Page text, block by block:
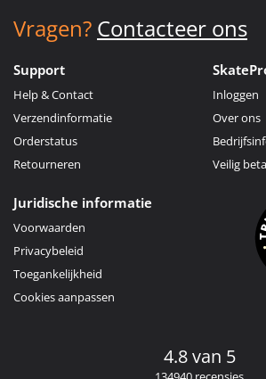
Vragen? Contacteer ons
Support
Help & Contact
Verzendinformatie
Orderstatus
Retourneren
Inloggen
Over ons
Veilig
Juridische informatie
Voorwaarden
Privacybeleid
Toegankelijkheid
Cookies aanpassen
4.8 van 5